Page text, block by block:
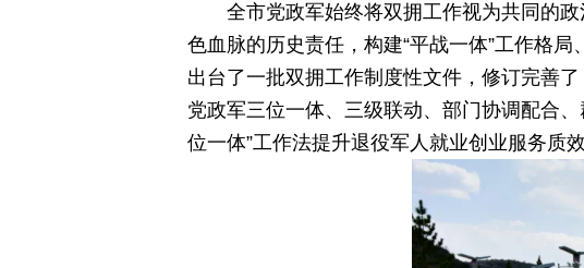
全市党政军始终将双拥工作视为共同的
色血脉的历史责任，构建“平战一体”工作格
出台了一批双拥工作制度性文件，修订完善
党政军三位一体、三级联动、部门协调配合
位一体”工作法提升退役军人就业创业服务质